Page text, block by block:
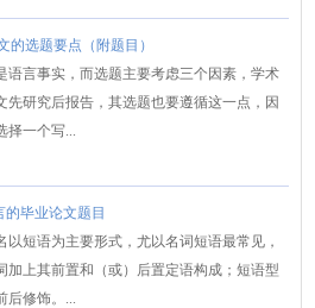
的选题要点（附题目）
语言事实，而选题主要考虑三个因素，学术
先研究后报告，其选题也要遵循这一点，因
一个写...
的毕业论文题目
短语为主要形式，尤以名词短语最常见，
加上其前置和（或）后置定语构成；短语型
修饰。...